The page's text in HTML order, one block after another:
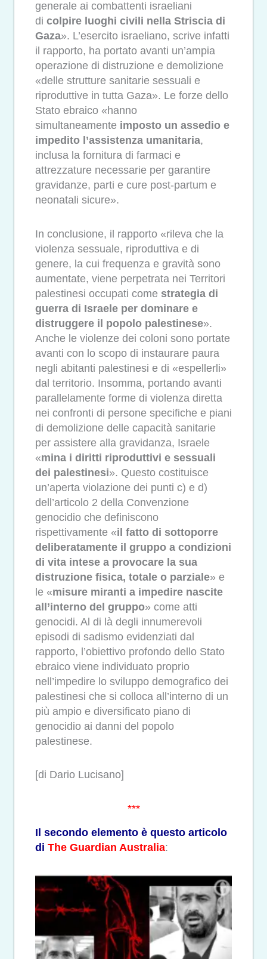
generale ai combattenti israeliani
di colpire luoghi civili nella Striscia di
Gaza». L’esercito israeliano, scrive infatti
il rapporto, ha portato avanti un’ampia
operazione di distruzione e demolizione
«delle strutture sanitarie sessuali e
riproduttive in tutta Gaza». Le forze dello
Stato ebraico «hanno
simultaneamente imposto un assedio e
impedito l’assistenza umanitaria,
inclusa la fornitura di farmaci e
attrezzature necessarie per garantire
gravidanze, parti e cure post-partum e
neonatali sicure».
In conclusione, il rapporto «rileva che la
violenza sessuale, riproduttiva e di
genere, la cui frequenza e gravità sono
aumentate, viene perpetrata nei Territori
palestinesi occupati come strategia di
guerra di Israele per dominare e
distruggere il popolo palestinese».
Anche le violenze dei coloni sono portate
avanti con lo scopo di instaurare paura
negli abitanti palestinesi e di «espellerli»
dal territorio. Insomma, portando avanti
parallelamente forme di violenza diretta
nei confronti di persone specifiche e piani
di demolizione delle capacità sanitarie
per assistere alla gravidanza, Israele
«mina i diritti riproduttivi e sessuali
dei palestinesi». Questo costituisce
un’aperta violazione dei punti c) e d)
dell’articolo 2 della Convenzione
genocidio che definiscono
rispettivamente «il fatto di sottoporre
deliberatamente il gruppo a condizioni
di vita intese a provocare la sua
distruzione fisica, totale o parziale» e
le «misure miranti a impedire nascite
all’interno del gruppo» come atti
genocidi. Al di là degli innumerevoli
episodi di sadismo evidenziati dal
rapporto, l’obiettivo profondo dello Stato
ebraico viene individuato proprio
nell’impedire lo sviluppo demografico dei
palestinesi che si colloca all’interno di un
più ampio e diversificato piano di
genocidio ai danni del popolo
palestinese.
[di Dario Lucisano]
***
Il secondo elemento è questo articolo
di The Guardian Australia: